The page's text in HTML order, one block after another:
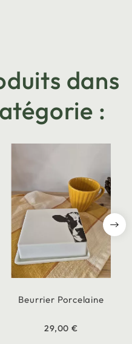
dans
:
Beurrier Porcelaine
29,00 €